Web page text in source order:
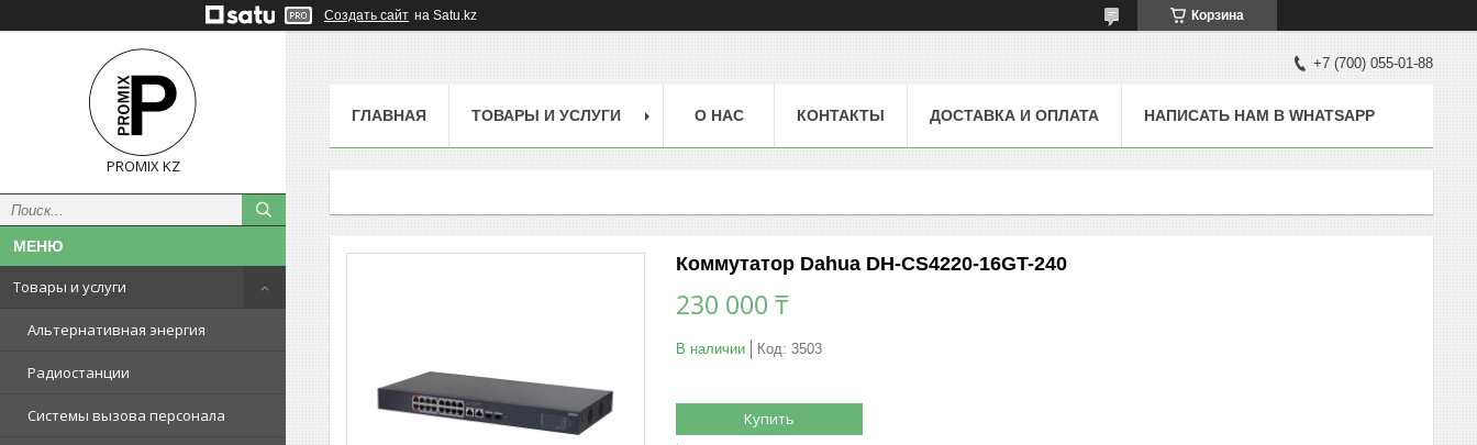
Создать сайт на Satu.kz Корзина
PROMIX KZ
Товары и услуги
Альтернативная энергия
Радиостанции
Системы вызова персонала
+7 (700) 055-01-88
ГЛАВНАЯ ТОВАРЫ И УСЛУГИ О НАС КОНТАКТЫ ДОСТАВКА И ОПЛАТА НАПИСАТЬ НАМ В WHATSAPP
Коммутатор Dahua DH-CS4220-16GT-240
230 000 ₸
В наличии Код: 3503
Купить